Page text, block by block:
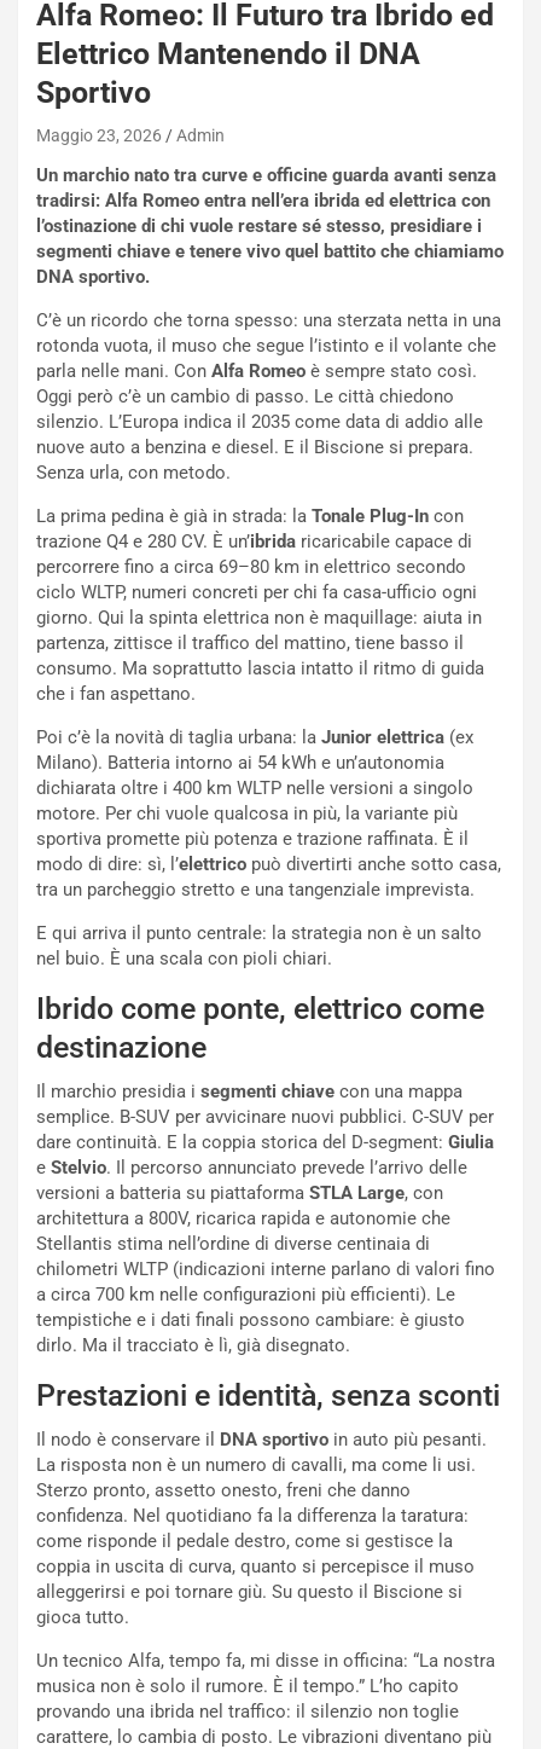
Alfa Romeo: Il Futuro tra Ibrido ed
Elettrico Mantenendo il DNA
Sportivo
Maggio 23, 2026 Admin
Un marchio nato tra curve e officine guarda avanti senza
tradirsi: Alfa Romeo entra nell’era ibrida ed elettrica con
l’ostinazione di chi vuole restare sé stesso, presidiare i
segmenti chiave e tenere vivo quel battito che chiamiamo
DNA sportivo.
C’è un ricordo che torna spesso: una sterzata netta in una
rotonda vuota, il muso che segue l’istinto e il volante che
parla nelle mani. Con Alfa Romeo è sempre stato così.
Oggi però c’è un cambio di passo. Le città chiedono
silenzio. L’Europa indica il 2035 come data di addio alle
nuove auto a benzina e diesel. E il Biscione si prepara.
Senza urla, con metodo.
La prima pedina è già in strada: la Tonale Plug-In con
trazione Q4 e 280 CV. È un’ibrida ricaricabile capace di
percorrere fino a circa 69–80 km in elettrico secondo
ciclo WLTP, numeri concreti per chi fa casa-ufficio ogni
giorno. Qui la spinta elettrica non è maquillage: aiuta in
partenza, zittisce il traffico del mattino, tiene basso il
consumo. Ma soprattutto lascia intatto il ritmo di guida
che i fan aspettano.
Poi c’è la novità di taglia urbana: la Junior elettrica (ex
Milano). Batteria intorno ai 54 kWh e un’autonomia
dichiarata oltre i 400 km WLTP nelle versioni a singolo
motore. Per chi vuole qualcosa in più, la variante più
sportiva promette più potenza e trazione raffinata. È il
modo di dire: sì, l’elettrico può divertirti anche sotto casa,
tra un parcheggio stretto e una tangenziale imprevista.
E qui arriva il punto centrale: la strategia non è un salto
nel buio. È una scala con pioli chiari.
Ibrido come ponte, elettrico come
destinazione
Il marchio presidia i segmenti chiave con una mappa
semplice. B-SUV per avvicinare nuovi pubblici. C-SUV per
dare continuità. E la coppia storica del D-segment: Giulia
e Stelvio. Il percorso annunciato prevede l’arrivo delle
versioni a batteria su piattaforma STLA Large, con
architettura a 800V, ricarica rapida e autonomie che
Stellantis stima nell’ordine di diverse centinaia di
chilometri WLTP (indicazioni interne parlano di valori fino
a circa 700 km nelle configurazioni più efficienti). Le
tempistiche e i dati finali possono cambiare: è giusto
dirlo. Ma il tracciato è lì, già disegnato.
Prestazioni e identità, senza sconti
Il nodo è conservare il DNA sportivo in auto più pesanti.
La risposta non è un numero di cavalli, ma come li usi.
Sterzo pronto, assetto onesto, freni che danno
confidenza. Nel quotidiano fa la differenza la taratura:
come risponde il pedale destro, come si gestisce la
coppia in uscita di curva, quanto si percepisce il muso
alleggerirsi e poi tornare giù. Su questo il Biscione si
gioca tutto.
Un tecnico Alfa, tempo fa, mi disse in officina: “La nostra
musica non è solo il rumore. È il tempo.” L’ho capito
provando una ibrida nel traffico: il silenzio non toglie
carattere, lo cambia di posto. Le vibrazioni diventano più
R
S
a
b
s
c
e
u
n
N
u
o
v
o
R
c
o
d
M
o
n
d
a
e
V
a
g
g
o
ù
L
u
n
g
o
m
a
C
o
m
p
u
o
d
a
u
n
S
U
V
E
NOTIZIE
C
o
n
m
a
o
O
a
o
d
P
a
e
n
z
d
e
G
P
d
e
B
a
h
a
n
a
F
A
S
m
e
n